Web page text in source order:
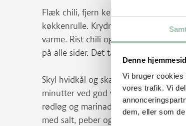
Denne
Vi bruger
vores trafik. Vi
dem, eller som
Flæk chili, fjern kerner og hak fint.
køkkenrulle. Krydr med salt og
varme. Rist chili og ingefær et
på alle sider. Det tager 1-1½ minut.
Skyl hvidkål og skær i grove stykker.
minutter ved god varme – det skal
rødløg og marinaden sammen med
med salt, peber og soja. Tilsæt kødet.